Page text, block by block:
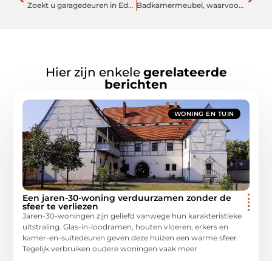
Zoekt u garagedeuren in Ede? Dit zijn belangrijke aandachtspunten! Badkamermeubel, waarvoor is het eigenlijk?
Hier zijn enkele gerelateerde
berichten
WONING EN TUIN
Een jaren-30-woning verduurzamen zonder de
sfeer te verliezen
Jaren-30-woningen zijn geliefd vanwege hun karakteristieke
uitstraling. Glas-in-loodramen, houten vloeren, erkers en
kamer-en-suitedeuren geven deze huizen een warme sfeer.
Tegelijk verbruiken oudere woningen vaak meer